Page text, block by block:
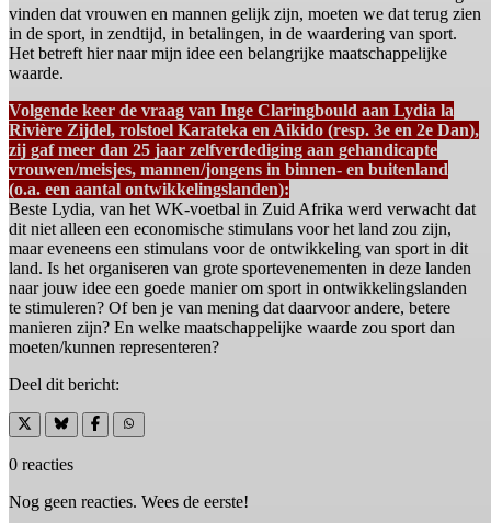
vinden dat vrouwen en mannen gelijk zijn, moeten we dat terug zien
in de sport, in zendtijd, in betalingen, in de waardering van sport.
Het betreft hier naar mijn idee een belangrijke maatschappelijke
waarde.
Volgende keer de vraag van Inge Claringbould aan Lydia la
Rivière Zijdel, rolstoel Karateka en Aikido (resp. 3e en 2e Dan),
zij gaf meer dan 25 jaar zelfverdediging aan gehandicapte
vrouwen/meisjes, mannen/jongens in binnen- en buitenland
(o.a. een aantal ontwikkelingslanden):
Beste Lydia, van het WK-voetbal in Zuid Afrika werd verwacht dat
dit niet alleen een economische stimulans voor het land zou zijn,
maar eveneens een stimulans voor de ontwikkeling van sport in dit
land. Is het organiseren van grote sportevenementen in deze landen
naar jouw idee een goede manier om sport in ontwikkelingslanden
te stimuleren? Of ben je van mening dat daarvoor andere, betere
manieren zijn? En welke maatschappelijke waarde zou sport dan
moeten/kunnen representeren?
Deel dit bericht:
0 reacties
Nog geen reacties. Wees de eerste!